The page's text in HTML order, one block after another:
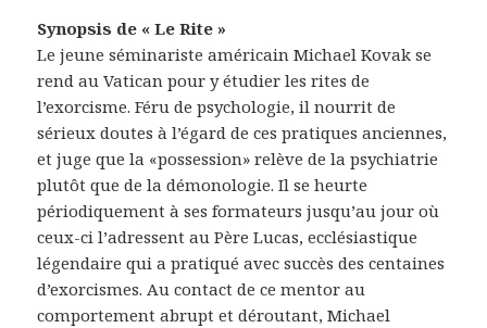
Synopsis de « Le Rite »
Le jeune séminariste américain Michael Kovak se
rend au Vatican pour y étudier les rites de
l’exorcisme. Féru de psychologie, il nourrit de
sérieux doutes à l’égard de ces pratiques anciennes,
et juge que la «possession» relève de la psychiatrie
plutôt que de la démonologie. Il se heurte
périodiquement à ses formateurs jusqu’au jour où
ceux-ci l’adressent au Père Lucas, ecclésiastique
légendaire qui a pratiqué avec succès des centaines
d’exorcismes. Au contact de ce mentor au
comportement abrupt et déroutant, Michael